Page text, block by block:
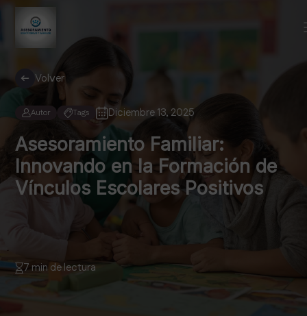
Volver
Autor Tags Diciembre 13, 2025
Asesoramiento Familiar:
Innovando en la Formación de
Vínculos Escolares Positivos
7 min de lectura